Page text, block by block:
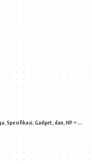
Spesifikasi, Gadget, dan, HP > Dual